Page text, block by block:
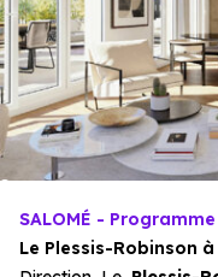
SALOMÉ -
Le Plessis-Robinson